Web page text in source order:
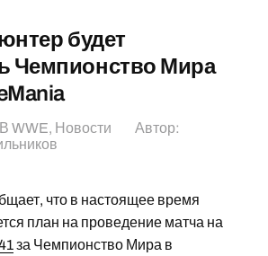
будет
Чемпионство Мира
В WWE, Новости
Автор:
что в настоящее время
план на проведение матча на
за Чемпионство Мира в